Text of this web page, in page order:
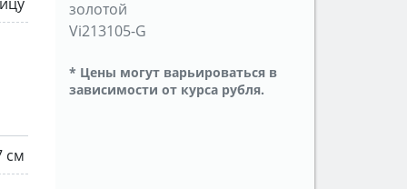
см
золотой
Vi213105-G
* Цены могут варьироваться в
зависимости от курса рубля.